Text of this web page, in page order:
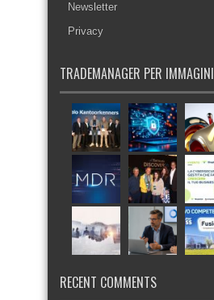
Newsletter
Privacy
TRADEMANAGER PER IMMAGINI
RECENT COMMENTS